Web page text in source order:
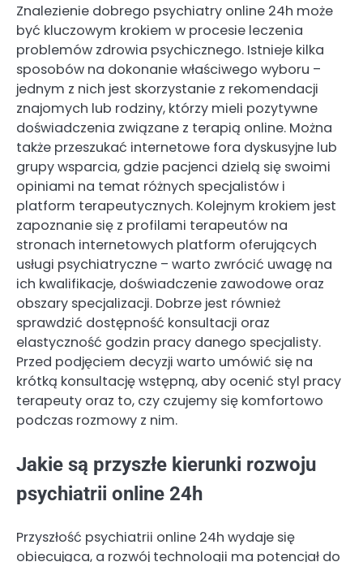
Znalezienie dobrego psychiatry online 24h może
być kluczowym krokiem w procesie leczenia
problemów zdrowia psychicznego. Istnieje kilka
sposobów na dokonanie właściwego wyboru –
jednym z nich jest skorzystanie z rekomendacji
znajomych lub rodziny, którzy mieli pozytywne
doświadczenia związane z terapią online. Można
także przeszukać internetowe fora dyskusyjne lub
grupy wsparcia, gdzie pacjenci dzielą się swoimi
opiniami na temat różnych specjalistów i
platform terapeutycznych. Kolejnym krokiem jest
zapoznanie się z profilami terapeutów na
stronach internetowych platform oferujących
usługi psychiatryczne – warto zwrócić uwagę na
ich kwalifikacje, doświadczenie zawodowe oraz
obszary specjalizacji. Dobrze jest również
sprawdzić dostępność konsultacji oraz
elastyczność godzin pracy danego specjalisty.
Przed podjęciem decyzji warto umówić się na
krótką konsultację wstępną, aby ocenić styl pracy
terapeuty oraz to, czy czujemy się komfortowo
podczas rozmowy z nim.
Jakie są przyszłe kierunki rozwoju
psychiatrii online 24h
Przyszłość psychiatrii online 24h wydaje się
obiecująca, a rozwój technologii ma potencjał do